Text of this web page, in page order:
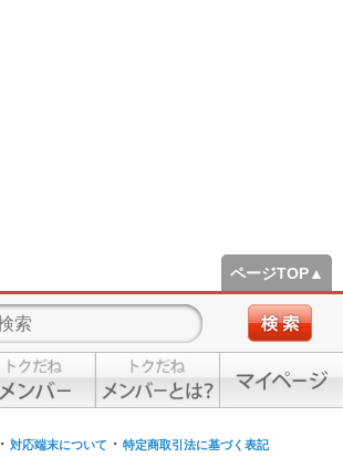
ページTOP▲
・ 対応端末について ・ 特定商取引法に基づく表記